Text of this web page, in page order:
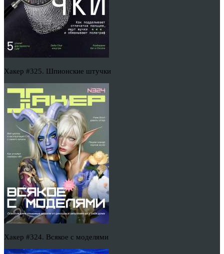
Хакер #325. Шпионские штучки
Хакер #324. Всякое с моделями